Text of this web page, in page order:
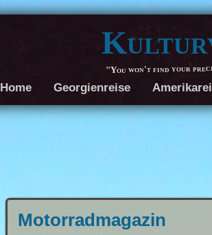
"You won't find your
Home Georgienreise
Motorradmagazin